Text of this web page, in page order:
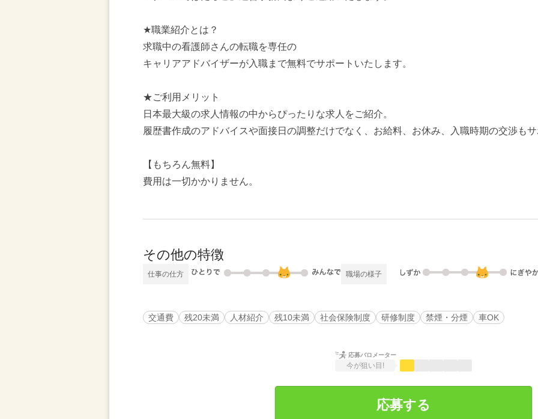
★職業紹介とは？
求職中の看護師さんの転職を専任の
キャリアアドバイザーが入職まで無料でサポートいたします。
★ご利用メリット
日本最大級の求人情報の中からぴったりな求人をご紹介。
履歴書作成のアドバイスや面接日の調整だけでなく、お給料、お休み、入職時期の交渉もサ
【もちろん無料】
費用は一切かかりません。
その他の特徴
仕事の仕方 職場の様子
交通費 残20未満 人材紹介 残10未満 社会保険制度 研修制度 禁煙・分煙 車OK
応募バロメーター
今が狙い目!
応募する